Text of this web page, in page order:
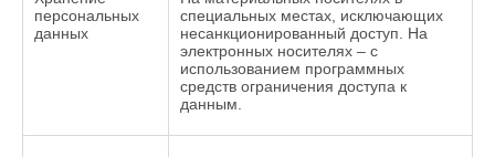
персональных
данных
специальных местах, исключающих
несанкционированный доступ. На
электронных носителях – с
использованием программных
средств ограничения доступа к
данным.